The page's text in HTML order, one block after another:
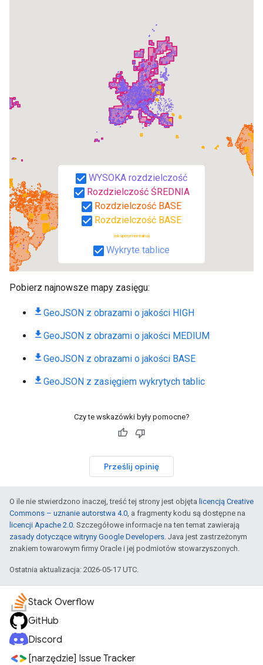
Pobierz najnowsze mapy zasięgu:
GeoJSON z obrazami o jakości HIGH
GeoJSON z obrazami o jakości MEDIUM
GeoJSON z obrazami o jakości BASE
GeoJSON z zasięgiem wykrytych tablic
Czy te wskazówki były pomocne?
Prześlij opinię
O ile nie stwierdzono inaczej, treść tej strony jest objęta licencją Creative
Commons – uznanie autorstwa 4.0, a fragmenty kodu są dostępne na
licencji Apache 2.0. Szczegółowe informacje na ten temat zawierają
zasady dotyczące witryny Google Developers. Java jest zastrzeżonym
znakiem towarowym firmy Oracle i jej podmiotów stowarzyszonych.
Ostatnia aktualizacja: 2026-05-17 UTC.
Stack Overflow
GitHub
Discord
[narzędzie] Issue Tracker